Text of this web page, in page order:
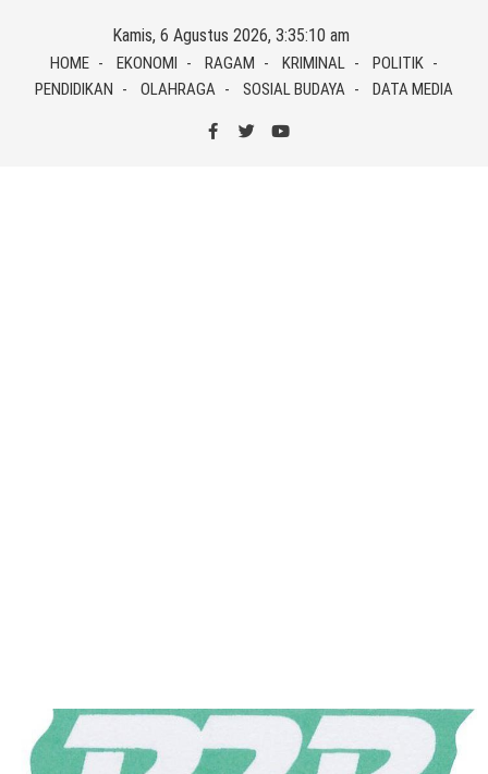
content
Kamis, 6 Agustus 2026, 3:35:11 am
HOME EKONOMI RAGAM KRIMINAL
POLITIK
PENDIDIKAN
OLAHRAGA SOSIAL BUDAYA DATA MEDIA